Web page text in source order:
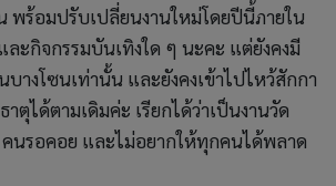
พร้อมปรับเปลี่ยนงานใหม่โดยปีนี้ภายใน
ะกิจกรรมบันเทิงใด ๆ นะคะ แต่ยังคงมี
บางโซนเท่านั้น และยังคงเข้าไปไหว้สักกา
ตุได้ตามเดิมค่ะ เรียกได้ว่าเป็นงานวัด
นรอคอย และไม่อยากให้ทุกคนได้พลาด